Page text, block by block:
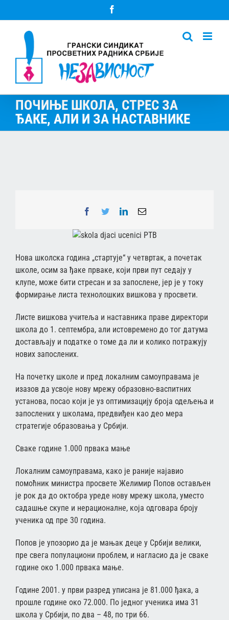
to
ПОЧИЊЕ ШКОЛА, СТРЕС ЗА
ЂАКЕ, АЛИ И ЗА НАСТАВНИКЕ
Facebook
TwitterLinkedInEmail
РТВ
Нова школска година „стартује“ у четвртак, а почетак
школе, осим за ђаке прваке, који први пут седају у
клупе, може бити стресан и за запослене, јер је у току
формирање листа технолошких вишкова у просвети.
Листе вишкова учитеља и наставника праве директори
школа до 1. септембра, али истовремено до тог датума
достављају и податке о томе да ли и колико потражују
нових запослених.
На почетку школе и пред локалним самоуправама је
изазов да усвоје нову мрежу образовно-васпитних
установа, посао који је уз оптимизацију броја одељења и
запослених у школама, предвиђен као део мера
стратегије образовања у Србији.
Сваке године 1.000 првака мање
Локалним самоуправама, како је раније најавио
помоћник министра просвете Желимир Попов остављен
је рок да до октобра уреде нову мрежу школа, уместо
садашње скупе и нерационалне, која одговара броју
ученика од пре 30 година.
Попов је упозорио да је мањак деце у Србији велики,
пре свега популациони проблем, и нагласио да је сваке
године око 1.000 првака мање.
Године 2001. у први разред уписана је 81.000 ђака, а
прошле године око 72.000. По једног ученика има 31
школа у Србији, по два – 48, по три 66.